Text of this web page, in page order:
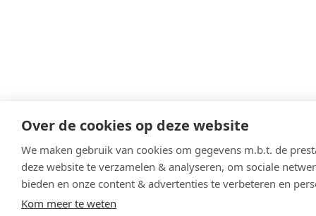
Over de cookies op deze website
We maken gebruik van cookies om gegevens m.b.t. de
deze website te verzamelen & analyseren, om sociale
bieden en onze content & advertenties te verbeteren en
Kom meer te weten